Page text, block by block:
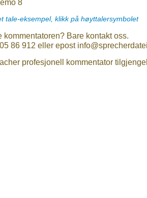
8
tale-eksempel, klikk på høyttalersymbolet
kommentatoren? Bare kontakt oss.
86 912 eller epost
profesjonell kommentator